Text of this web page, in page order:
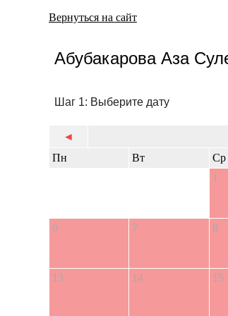
Вернуться на сайт
Абубакарова Аза
Шаг 1: Выберите дату
◄
Пн
Вт Ср
1
6 7 8
13 14 15